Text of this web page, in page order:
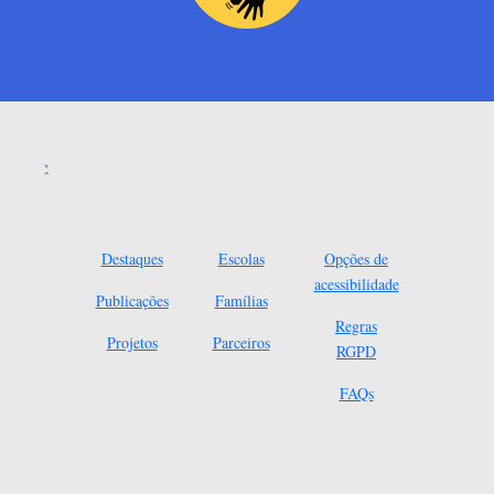
Destaques
Publicações
Projetos
Escolas
Famílias
Parceiros
Opções de
acessibilidade
Regras
RGPD
FAQs